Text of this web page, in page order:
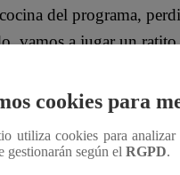
del programa,
vamos a jugar un
agregó Armando.
de “El Gran Chef
en la cocina por
cookies para
utiliza cookies para
gestionarán según el RGPD.